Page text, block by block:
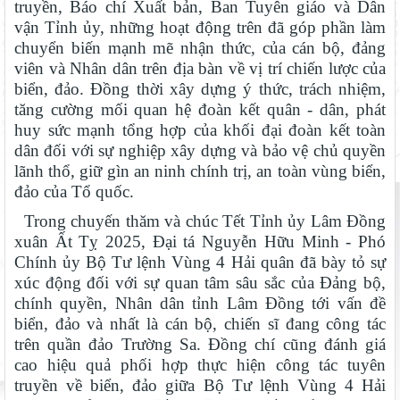
truyền, Báo chí Xuất bản, Ban Tuyên giáo và Dân
vận Tỉnh ủy, những hoạt động trên đã góp phần làm
chuyển biến mạnh mẽ nhận thức, của cán bộ, đảng
viên và Nhân dân trên địa bàn về vị trí chiến lược của
biển, đảo. Đồng thời xây dựng ý thức, trách nhiệm,
tăng cường mối quan hệ đoàn kết quân - dân, phát
huy sức mạnh tổng hợp của khối đại đoàn kết toàn
dân đối với sự nghiệp xây dựng và bảo vệ chủ quyền
lãnh thổ, giữ gìn an ninh chính trị, an toàn vùng biển,
đảo của Tổ quốc.
Trong chuyến thăm và chúc Tết Tỉnh ủy Lâm Đồng
xuân Ất Tỵ 2025, Đại tá Nguyễn Hữu Minh - Phó
Chính ủy Bộ Tư lệnh Vùng 4 Hải quân đã bày tỏ sự
xúc động đối với sự quan tâm sâu sắc của Đảng bộ,
chính quyền, Nhân dân tỉnh Lâm Đồng tới vấn đề
biển, đảo và nhất là cán bộ, chiến sĩ đang công tác
trên quần đảo Trường Sa. Đồng chí cũng đánh giá
cao hiệu quả phối hợp thực hiện công tác tuyên
truyền về biển, đảo giữa Bộ Tư lệnh Vùng 4 Hải
Thắp sáng văn hóa đọc từ những “Thư viện thân thiện”
Gieo mầm hiếu học nơi vùng xa